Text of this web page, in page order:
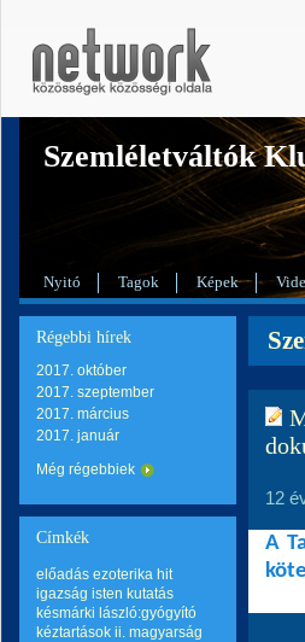
Szemléletváltók
Nyitó Tagok Képek
Régebbi hírek
2017. október
2017. szeptember
2017. március
2017. január
Még régebbiek
Címkék
előadás ezoterika hit
igazság isten kutatás
késmárki lászló:gyógyító
kéztartások ii. magyarság
12
A